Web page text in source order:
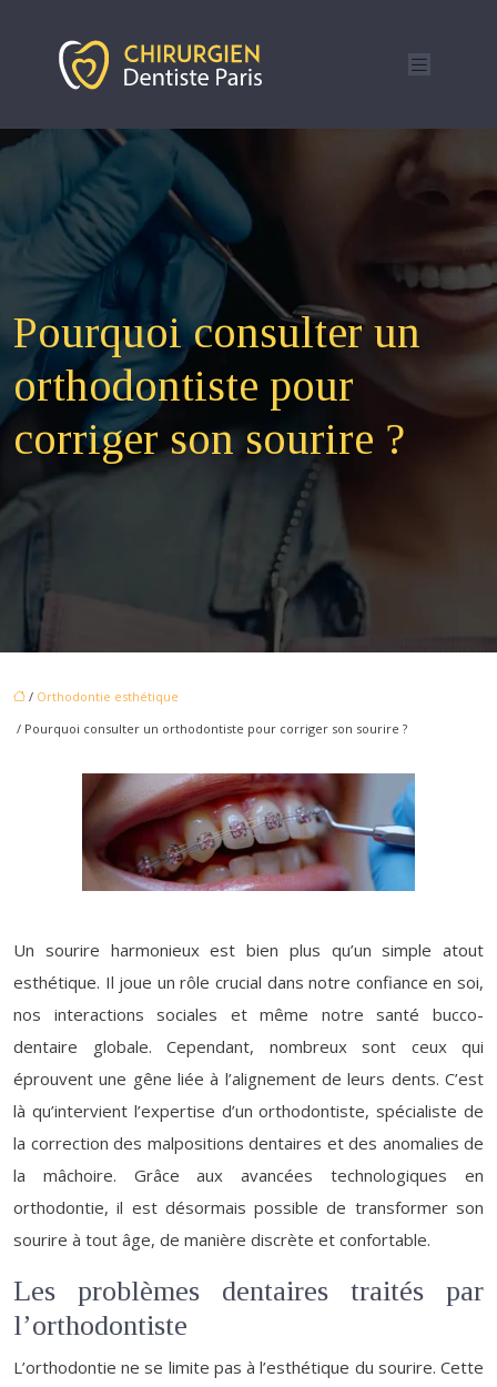
Pourquoi consulter un
orthodontiste pour
corriger son sourire ?
/ Orthodontie esthétique
/ Pourquoi consulter un orthodontiste pour corriger son sourire ?
Un sourire harmonieux est bien plus qu’un simple atout
esthétique. Il joue un rôle crucial dans notre confiance en soi,
nos interactions sociales et même notre santé bucco-
dentaire globale. Cependant, nombreux sont ceux qui
éprouvent une gêne liée à l’alignement de leurs dents. C’est
là qu’intervient l’expertise d’un orthodontiste, spécialiste de
la correction des malpositions dentaires et des anomalies de
la mâchoire. Grâce aux avancées technologiques en
orthodontie, il est désormais possible de transformer son
sourire à tout âge, de manière discrète et confortable.
Les problèmes dentaires traités par
l’orthodontiste
L’orthodontie ne se limite pas à l’esthétique du sourire. Cette